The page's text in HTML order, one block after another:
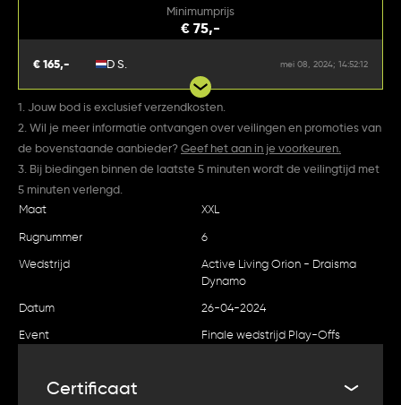
Minimumprijs
€ 75,-
€ 165,- D S. mei 08, 2024; 14:52:12
1. Jouw bod is exclusief verzendkosten.
2. Wil je meer informatie ontvangen over veilingen en promoties van
de bovenstaande aanbieder?Geef het aan in je voorkeuren.
3. Bij biedingen binnen de laatste 5 minuten wordt de veilingtijd met
5 minuten verlengd.
Maat XXL
Rugnummer
6
Wedstrijd
Active Living Orion - Draisma
Dynamo
Datum
26-04-2024
Event
Finale wedstrijd Play-Offs
Certificaat